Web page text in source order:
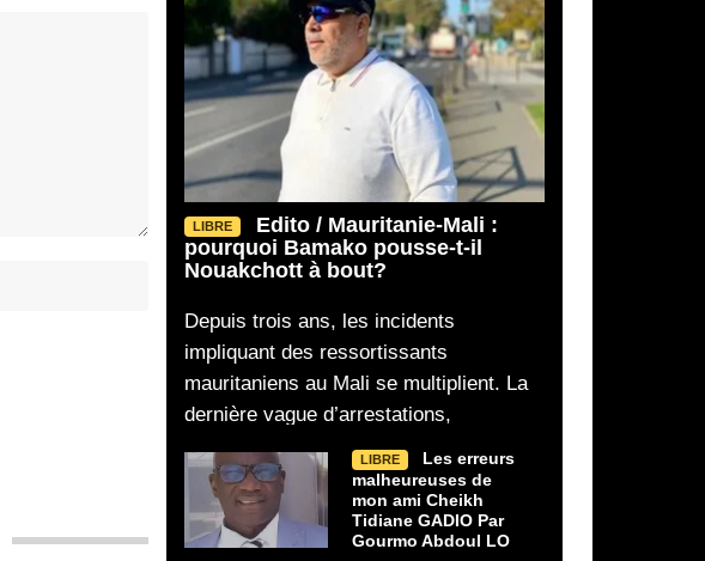
LIBRE
Edito / Mauritanie-Mali :
pourquoi Bamako pousse-t-il
Nouakchott à bout?
Depuis trois ans, les incidents
impliquant des ressortissants
mauritaniens au Mali se multiplient. La
dernière vague d’arrestations,
LIBRE
Les erreurs
malheureuses de
mon ami Cheikh
Tidiane GADIO Par
Gourmo Abdoul LO